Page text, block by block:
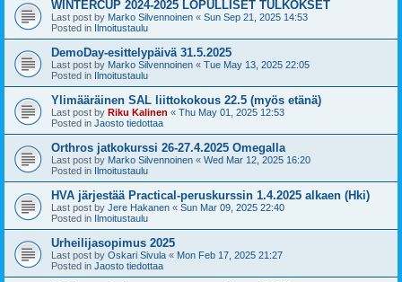
WINTERCUP 2024-2025 LOPULLISET TULKOKSET
Last post by Marko Silvennoinen « Sun Sep 21, 2025 14:53
Posted in Ilmoitustaulu
DemoDay-esittelypäivä 31.5.2025
Last post by Marko Silvennoinen « Tue May 13, 2025 22:05
Posted in Ilmoitustaulu
Ylimääräinen SAL liittokokous 22.5 (myös etänä)
Last post by Riku Kalinen « Thu May 01, 2025 12:53
Posted in Jaosto tiedottaa
Orthros jatkokurssi 26-27.4.2025 Omegalla
Last post by Marko Silvennoinen « Wed Mar 12, 2025 16:20
Posted in Ilmoitustaulu
HVA järjestää Practical-peruskurssin 1.4.2025 alkaen (Hki)
Last post by Jere Hakanen « Sun Mar 09, 2025 22:40
Posted in Ilmoitustaulu
Urheilijasopimus 2025
Last post by Oskari Sivula « Mon Feb 17, 2025 21:27
Posted in Jaosto tiedottaa